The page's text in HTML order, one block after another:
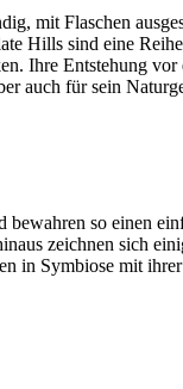
mit Flaschen
Hills sind eine
Ihre Entstehung
auch für sein
so einen
zeichnen sich
in Symbiose mit